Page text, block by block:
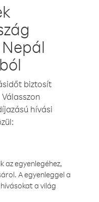
biztosít
hívási
az egyenlegéhez,
A egyenleggel a
a világ